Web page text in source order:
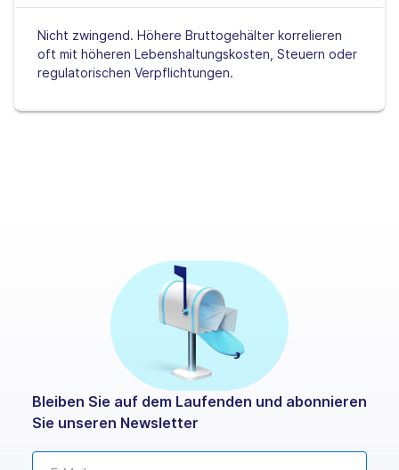
Nicht zwingend. Höhere Bruttogehälter korrelieren
oft mit höheren Lebenshaltungskosten, Steuern oder
regulatorischen Verpflichtungen.
Bleiben Sie auf dem Laufenden und abonnieren
Sie unseren Newsletter